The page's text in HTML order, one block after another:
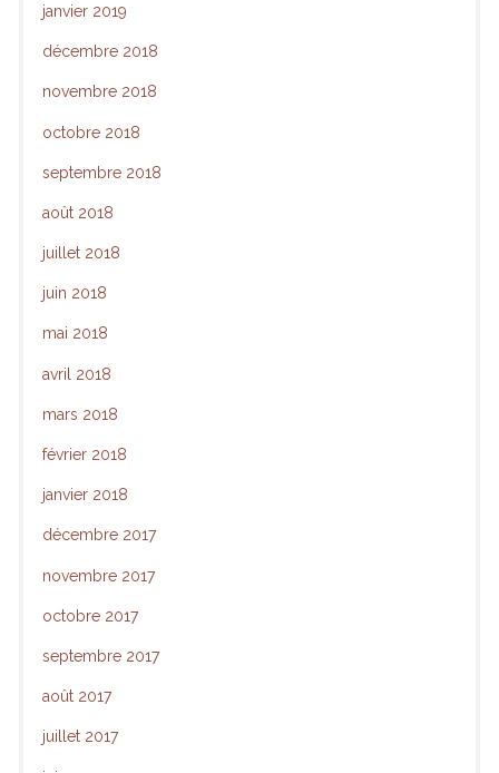
janvier 2019
décembre 2018
novembre 2018
octobre 2018
septembre 2018
août 2018
juillet 2018
juin 2018
mai 2018
avril 2018
mars 2018
février 2018
janvier 2018
décembre 2017
novembre 2017
octobre 2017
septembre 2017
août 2017
juillet 2017